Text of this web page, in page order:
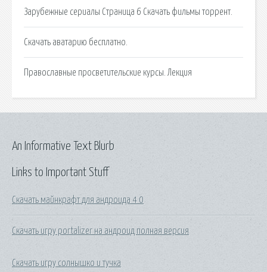
Зарубежные сериалы Страница 6 Скачать фильмы торрент.
Скачать аватарию бесплатно.
Православные просветительские курсы. Лекция
Links to Important Stuff
Скачать майнкрафт для андроида 4 0
Скачать игру portalizer на андроид полная версия
Скачать игру солнышко и тучка
An Informative Text Blurb